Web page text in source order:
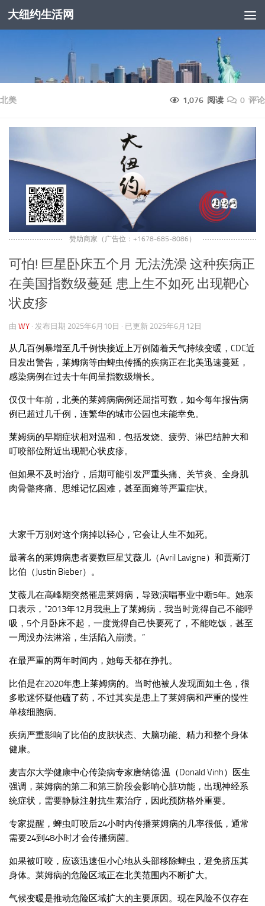
跳至内容
大纽约生活网
北美 1,076 阅读 0 评论
赞助商家（广告位：+1678-685-8086）
可怕! 巨星卧床五个月 无法洗澡 这种疾病正
在美国指数级蔓延 患上生不如死 出现靶心
状皮疹
由 WY · 发布日期 2025年6月10日 · 已更新 2025年6月12日
从几百例暴增至几千例快接近上万例随着天气持续变暖，CDC近
日发出警告，莱姆病等由蜱虫传播的疾病正在北美迅速蔓延，
感染病例在过去十年间呈指数级增长。
仅仅十年前，北美的莱姆病病例还屈指可数，如今每年报告病
例已超过几千例，连繁华的城市公园也未能幸免。
莱姆病的早期症状相对温和，包括发烧、疲劳、淋巴结肿大和
叮咬部位附近出现靶心状皮疹。
但如果不及时治疗，后期可能引发严重头痛、关节炎、全身肌
肉骨骼疼痛、思维记忆困难，甚至面瘫等严重症状。
大家千万别对这个病掉以轻心，它会让人生不如死。
最著名的莱姆病患者要数巨星艾薇儿（Avril Lavigne）和贾斯汀
比伯（Justin Bieber）。
艾薇儿在高峰期突然罹患莱姆病，导致演唱事业中断5年。她亲
口表示，“2013年12月我患上了莱姆病，我当时觉得自己不能呼
吸，5个月卧床不起，一度觉得自己快要死了，不能吃饭，甚至
一周没办法淋浴，生活陷入崩溃。”
在最严重的两年时间内，她每天都在挣扎。
比伯是在2020年患上莱姆病的。当时他被人发现面如土色，很
多歌迷怀疑他磕了药，不过其实是患上了莱姆病和严重的慢性
单核细胞病。
疾病严重影响了比伯的皮肤状态、大脑功能、精力和整个身体
健康。
麦吉尔大学健康中心传染病专家唐纳德·温（Donald Vinh）医生
强调，莱姆病的第二和第三阶段会影响心脏功能，出现神经系
统症状，需要静脉注射抗生素治疗，因此预防格外重要。
专家提醒，蜱虫叮咬后24小时内传播莱姆病的几率很低，通常
需要24到48小时才会传播病菌。
如果被叮咬，应该迅速但小心地从头部移除蜱虫，避免挤压其
身体。莱姆病的危险区域正在北美范围内不断扩大。
气候变暖是推动危险区域扩大的主要原因。现在风险不仅存在